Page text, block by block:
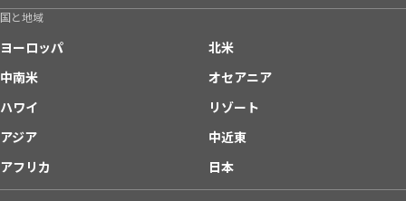
国と地域
ヨーロッパ
北米
中南米
オセアニア
ハワイ
リゾート
アジア
中近東
アフリカ
日本